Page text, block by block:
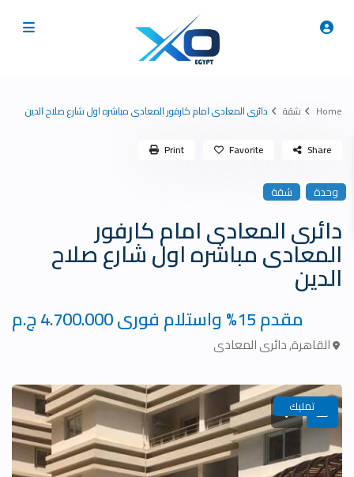
Home شقة دائرى المعادى امام كارفور المعادى مباشره اول شارع صلاح الدين
وحدة شقة
دائرى المعادى امام كارفور
المعادى مباشره اول شارع صلاح
الدين
مقدم 15% واستلام فورى
القاهرة,دائرى المعادى
Share
Favorite
Print
تمليك